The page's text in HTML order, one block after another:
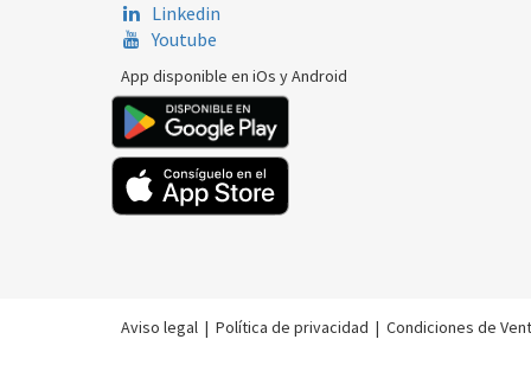
Linkedin
Youtube
App disponible en iOs y Android
Aviso legal | Política de privacidad | Condiciones de